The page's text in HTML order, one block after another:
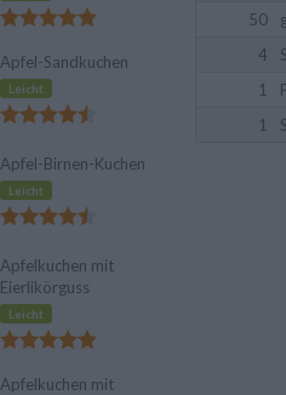
50
4
1
1
Apfel-Sandkuchen
Leicht
Apfel-Birnen-Kuchen
Leicht
Apfelkuchen mit
Eierlikörguss
Leicht
Apfelkuchen mit